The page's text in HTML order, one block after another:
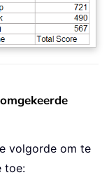
volgorde om te
toe: